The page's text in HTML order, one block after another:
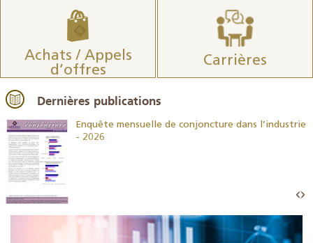
Achats / Appels
d’offres
Carrières
Dernières publications
Enquête mensuelle de conjoncture dans l’industrie
- 2026